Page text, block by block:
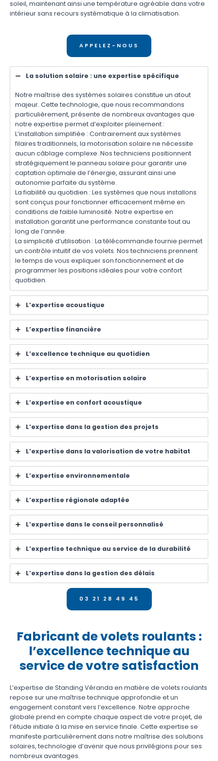
soleil, maintenant ainsi une température agréable dans votre
intérieur sans recours systématique à la climatisation.
APPELEZ-NOUS
La solution solaire : une expertise spécifique
Notre maîtrise des systèmes solaires constitue un atout
majeur. Cette technologie, que nous recommandons
particulièrement, présente de nombreux avantages que
notre expertise permet d’exploiter pleinement :
L’installation simplifiée : Contrairement aux systèmes
filaires traditionnels, la motorisation solaire ne nécessite
aucun câblage complexe. Nos techniciens positionnent
stratégiquement le panneau solaire pour garantir une
captation optimale de l’énergie, assurant ainsi une
autonomie parfaite du système.
La fiabilité au quotidien : Les systèmes que nous installons
sont conçus pour fonctionner efficacement même en
conditions de faible luminosité. Notre expertise en
installation garantit une performance constante tout au
long de l’année.
La simplicité d’utilisation : La télécommande fournie permet
un contrôle intuitif de vos volets. Nos techniciens prennent
le temps de vous expliquer son fonctionnement et de
programmer les positions idéales pour votre confort
quotidien.
L’expertise acoustique
L’expertise financière
L’excellence technique au quotidien
L’expertise en motorisation solaire
L’expertise en confort acoustique
L’expertise dans la gestion des projets
L’expertise dans la valorisation de votre habitat
L’expertise environnementale
L’expertise régionale adaptée
L’expertise dans le conseil personnalisé
L’expertise technique au service de la durabilité
L’expertise dans la gestion des délais
03 21 28 49 45
Fabricant de volets roulants :
l’excellence technique au
service de votresatisfaction
L’expertise de Standing Véranda en matière de volets roulants
repose sur une maîtrise technique approfondie et un
engagement constant vers l’excellence. Notre approche
globale prend en compte chaque aspect de votre projet, de
l’étude initiale à la mise en service finale. Cette expertise se
manifeste particulièrement dans notre maîtrise des solutions
solaires, technologie d’avenir que nous privilégions pour ses
nombreux avantages.